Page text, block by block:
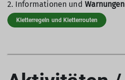
2. Informationen und Warnungen
Kletterregeln und Kletterrouten